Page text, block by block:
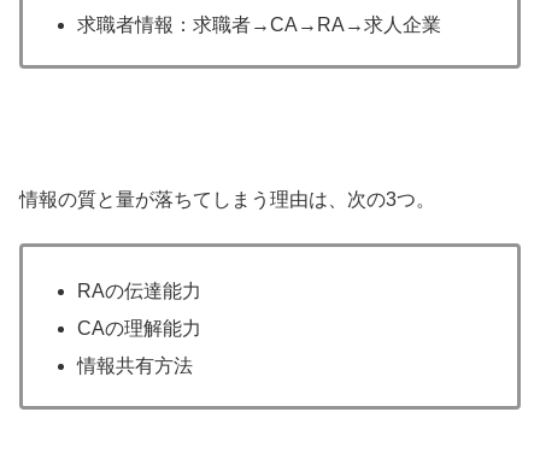
求職者情報：求職者→CA→RA→求人企業
情報の質と量が落ちてしまう理由は、次の3つ。
RAの伝達能力
CAの理解能力
情報共有方法